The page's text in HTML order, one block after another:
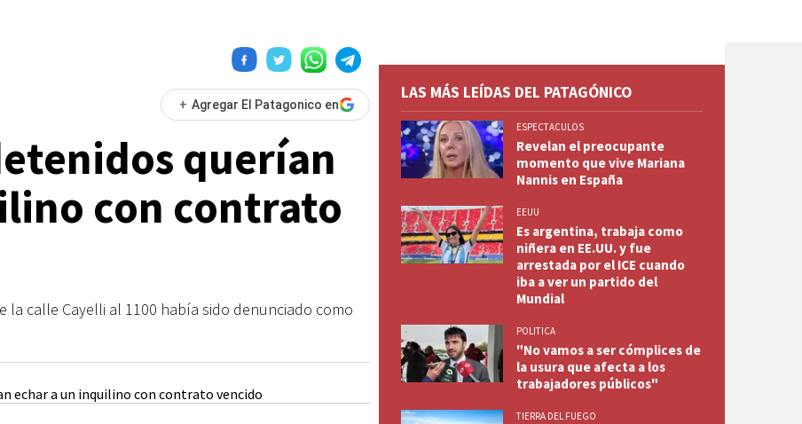
+ Agregar El Patagonico en
querían
con contrato
la calle Cayelli al 1100 había sido denunciado como
LAS MÁS LEÍDAS DEL PATAGÓNICO
ESPECTACULOS
Revelan el preocupante
momento que vive Mariana
Nannis en España
EEUU
Es argentina, trabaja como
niñera en EE.UU. y fue
arrestada por el ICE cuando
iba a ver un partido del
Mundial
POLITICA
"No vamos a ser cómplices de
la usura que afecta a los
trabajadores públicos"
TIERRA DEL FUEGO